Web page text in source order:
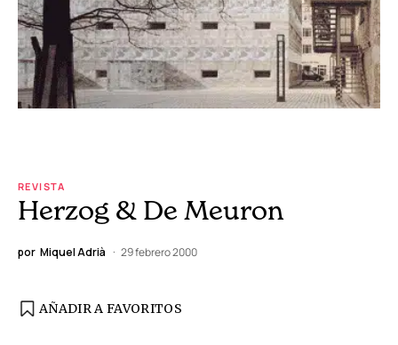
REVISTA
Herzog & De Meuron
por Miquel Adrià 29 febrero 2000
AÑADIR A FAVORITOS